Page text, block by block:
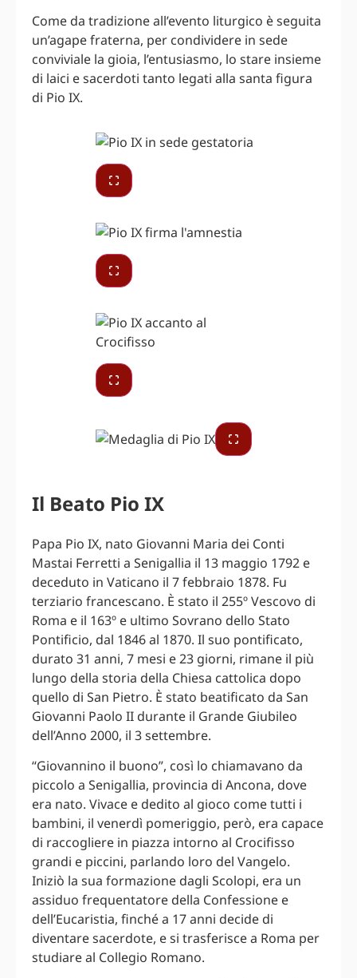
Come da tradizione all’evento liturgico è seguita
un’agape fraterna, per condividere in sede
conviviale la gioia, l’entusiasmo, lo stare insieme
di laici e sacerdoti tanto legati alla santa figura
di Pio IX.
Il Beato Pio IX
Papa Pio IX, nato Giovanni Maria dei Conti
Mastai Ferretti a Senigallia il 13 maggio 1792 e
deceduto in Vaticano il 7 febbraio 1878. Fu
terziario francescano. È stato il 255º Vescovo di
Roma e il 163º e ultimo Sovrano dello Stato
Pontificio, dal 1846 al 1870. Il suo pontificato,
durato 31 anni, 7 mesi e 23 giorni, rimane il più
lungo della storia della Chiesa cattolica dopo
quello di San Pietro. È stato beatificato da San
Giovanni Paolo II durante il Grande Giubileo
dell’Anno 2000, il 3 settembre.
“Giovannino il buono”, così lo chiamavano da
piccolo a Senigallia, provincia di Ancona, dove
era nato. Vivace e dedito al gioco come tutti i
bambini, il venerdì pomeriggio, però, era capace
di raccogliere in piazza intorno al Crocifisso
grandi e piccini, parlando loro del Vangelo.
Iniziò la sua formazione dagli Scolopi, era un
assiduo frequentatore della Confessione e
dell’Eucaristia, finché a 17 anni decide di
diventare sacerdote, e si trasferisce a Roma per
studiare al Collegio Romano.